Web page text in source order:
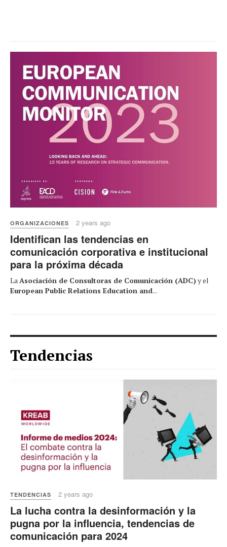
ORGANIZACIONES 2 years ago
Identifican las tendencias en
comunicación corporativa e institucional
para la próxima década
LaAsociación de Consultoras de Comunicación (ADC)y el
European Public Relations Education and...
Tendencias
TENDENCIAS 2 years ago
La lucha contra la desinformación y la
pugna por la influencia, tendencias de
comunicación para 2024